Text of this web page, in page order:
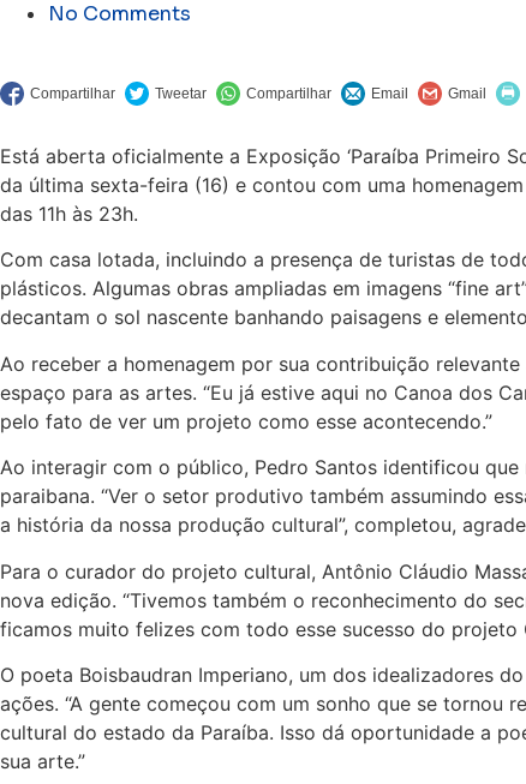
No Comments
Está aberta oficialmente a Exposição ‘Paraíba Primeiro
da última sexta-feira (16) e contou com uma
das 11h às 23h.
Com casa lotada, incluindo a presença de turistas de
plásticos. Algumas obras ampliadas em imagens “fine
decantam o sol nascente banhando paisagens e
Ao receber a homenagem por sua contribuição
espaço para as artes. “Eu já estive aqui no Canoa dos
pelo fato de ver um projeto como esse acontecendo.”
Ao interagir com o público, Pedro Santos identificou
paraibana. “Ver o setor produtivo também assumindo
a história da nossa produção cultural”, completou,
Para o curador do projeto cultural, Antônio Cláudio
nova edição. “Tivemos também o reconhecimento do
ficamos muito felizes com todo esse sucesso do projeto
O poeta Boisbaudran Imperiano, um dos idealizadores
ações. “A gente começou com um sonho que se
cultural do estado da Paraíba. Isso dá oportunidade a
sua arte.”